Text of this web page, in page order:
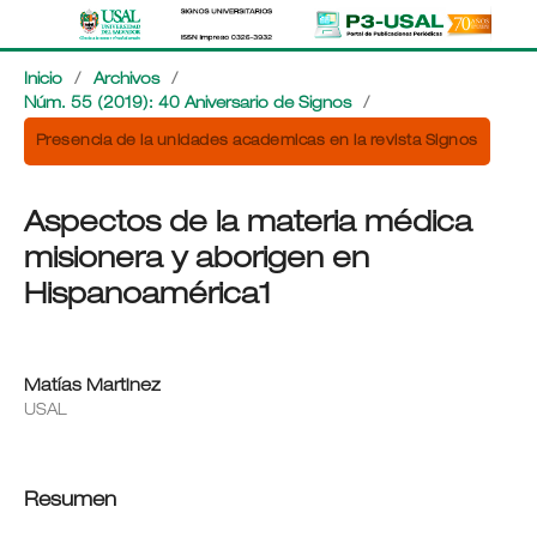
Inicio / Archivos
/
Núm. 55 (2019): 40 Aniversario de Signos
/
Presencia de la unidades academicas en la revista Signos
Aspectos de la materia médica
misionera y aborigen en
Hispanoamérica1
Matías Martinez
USAL
Resumen